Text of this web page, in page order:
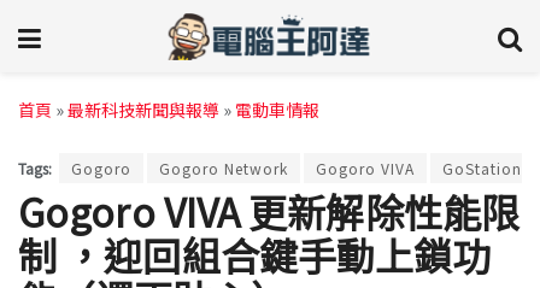
首頁 »最新科技新聞與報導 » 電動車情報
Tags: Gogoro Gogoro Network Gogoro VIVA GoStation
Gogoro VIVA 更新解除性能限
制 ，迎回組合鍵手動上鎖功